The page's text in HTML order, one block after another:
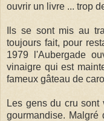
ouvrir un livre ... trop
Ils se sont mis au
toujours fait, pour
1979 l'Aubergade
vinaigre qui est
fameux gâteau de
Les gens du cru sont
gourmandise.